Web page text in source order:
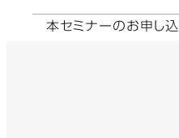
本セミナーのお申し込